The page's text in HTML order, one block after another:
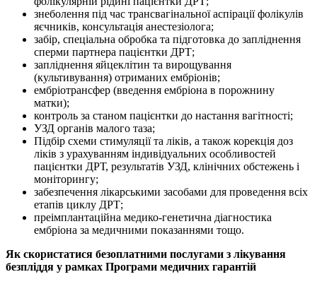
знеболення під час трансвагінальної аспірації фолікулів
яєчників, консультація анестезіолога;
забір, спеціальна обробка та підготовка до запліднення
сперми партнера пацієнтки ДРТ;
запліднення яйцеклітин та вирощування
(культивування) отриманих ембріонів;
ембріотрансфер (введення ембріона в порожнину
матки);
контроль за станом пацієнтки до настання вагітності;
УЗД органів малого таза;
Підбір схеми стимуляції та ліків, а також корекція доз
ліків з урахуванням індивідуальних особливостей
пацієнтки ДРТ, результатів УЗД, клінічних обстежень і
моніторингу;
забезпечення лікарськими засобами для проведення всіх
етапів циклу ДРТ;
преімплантаційна медико-генетична діагностика
ембріона за медичними показаннями тощо.
Як скористатися безоплатними послугами з лікування
безпліддя у рамках Програми медичних гарантій